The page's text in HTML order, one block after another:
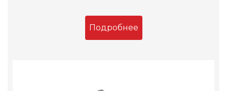
Подробнее